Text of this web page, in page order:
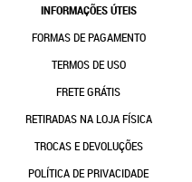
INFORMAÇÕES ÚTEIS
FORMAS DE PAGAMENTO
TERMOS DE USO
FRETE GRÁTIS
RETIRADAS NA LOJA FÍSICA
TROCAS E DEVOLUÇÕES
POLÍTICA DE PRIVACIDADE